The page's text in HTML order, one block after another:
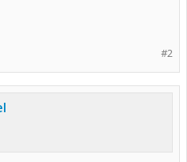
#2